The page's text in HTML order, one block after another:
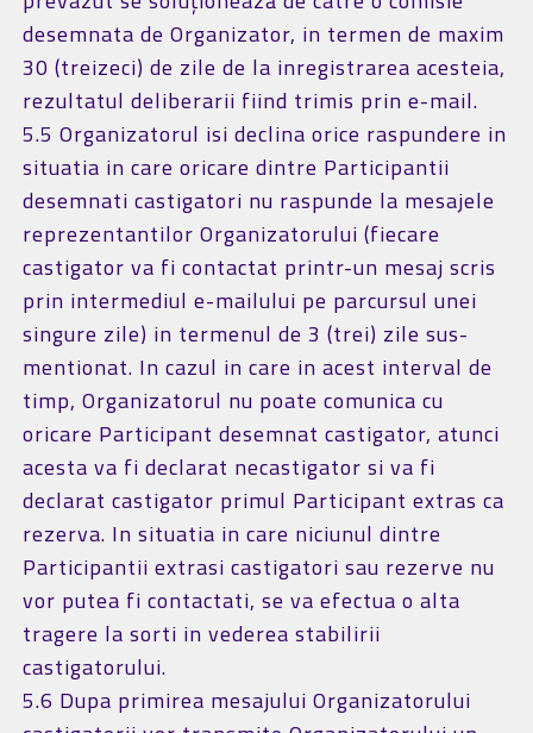
desemnata de Organizator, in termen de maxim
30 (treizeci) de zile de la inregistrarea acesteia,
rezultatul deliberarii fiind trimis prin e-mail.
5.5 Organizatorul isi declina orice raspundere in
situatia in care oricare dintre Participantii
desemnati castigatori nu raspunde la mesajele
reprezentantilor Organizatorului (fiecare
castigator va fi contactat printr-un mesaj scris
prin intermediul e-mailului pe parcursul unei
singure zile) in termenul de 3 (trei) zile sus-
mentionat. In cazul in care in acest interval de
timp, Organizatorul nu poate comunica cu
oricare Participant desemnat castigator, atunci
acesta va fi declarat necastigator si va fi
declarat castigator primul Participant extras ca
rezerva. In situatia in care niciunul dintre
Participantii extrasi castigatori sau rezerve nu
vor putea fi contactati, se va efectua o alta
tragere la sorti in vederea stabilirii
castigatorului.
5.6 Dupa primirea mesajului Organizatorului